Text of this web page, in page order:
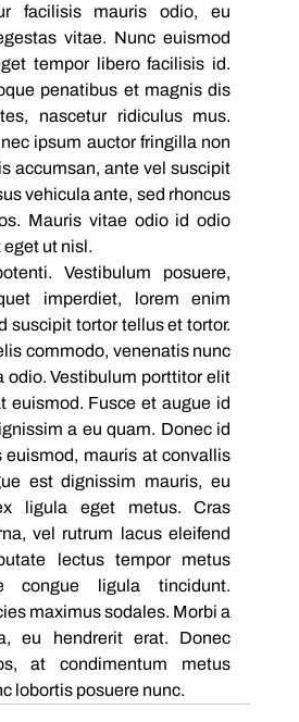
facilisis mauris odio, eu
vitae. Nunc euismod
tempor libero facilisis id.
penatibus et magnis dis
nascetur ridiculus mus.
ipsum auctor fringilla non
accumsan, ante vel suscipit
vehicula ante, sed rhoncus
Mauris vitae odio id odio
ut nisl.
Vestibulum posuere,
imperdiet, lorem enim
suscipit tortor tellus et tortor.
commodo, venenatis nunc
odio. Vestibulum porttitor elit
euismod. Fusce et augue id
a eu quam. Donec id
euismod, mauris at convallis
est dignissim mauris, eu
ligula eget metus. Cras
vel rutrum lacus eleifend
lectus tempor metus
congue ligula tincidunt.
maximus sodales. Morbi a
eu hendrerit erat. Donec
at condimentum metus
lobortis posuere nunc.